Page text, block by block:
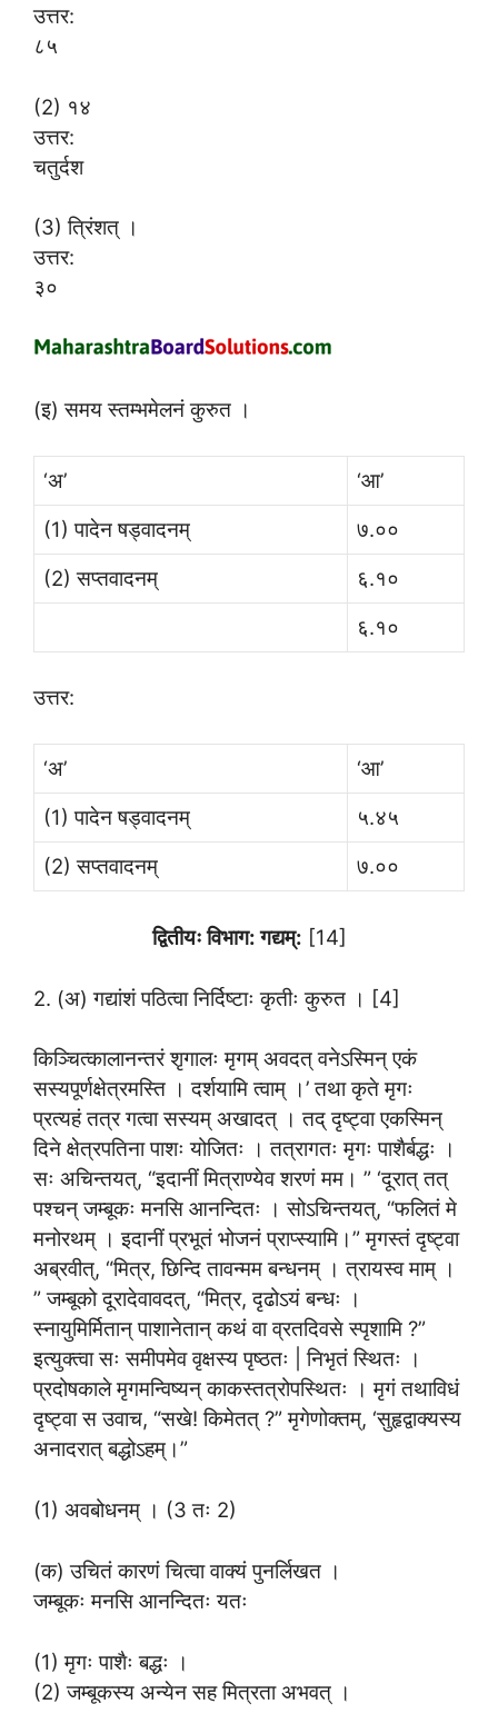
उत्तर:
८५
(2) १४
उत्तर:
चतुर्दश
(3) त्रिंशत् ।
उत्तर:
३०
(इ) समय स्तम्भमेलनं कुरुत ।
‘अ’
‘आ’
(1) पादेन षड्वादनम्
७.००
(2) सप्तवादनम्
६.१०
६.१०
उत्तर:
‘अ’
‘आ’
(1) पादेन षड्वादनम्
५.४५
(2) सप्तवादनम्
७.००
द्वितीयः विभाग: गद्यम्: [14]
2. (अ) गद्यांशं पठित्वा निर्दिष्टाः कृतीः कुरुत । [4]
किञ्चित्कालानन्तरं शृगालः मृगम् अवदत् वनेऽस्मिन् एकं
सस्यपूर्णक्षेत्रमस्ति । दर्शयामि त्वाम् ।’ तथा कृते मृगः
प्रत्यहं तत्र गत्वा सस्यम् अखादत् । तद् दृष्ट्वा एकस्मिन्
दिने क्षेत्रपतिना पाशः योजितः । तत्रागतः मृगः पाशैर्बद्धः ।
सः अचिन्तयत्, “इदानीं मित्राण्येव शरणं मम। ” ‘दूरात् तत्
पश्चन् जम्बूकः मनसि आनन्दितः । सोऽचिन्तयत्, “फलितं मे
मनोरथम् । इदानीं प्रभूतं भोजनं प्राप्स्यामि।” मृगस्तं दृष्ट्वा
अब्रवीत्, “मित्र, छिन्दि तावन्मम बन्धनम् । त्रायस्व माम् ।
” जम्बूको दूरादेवावदत्, “मित्र, दृढोऽयं बन्धः ।
स्नायुमिर्मितान् पाशानेतान् कथं वा व्रतदिवसे स्पृशामि ?”
इत्युक्त्वा सः समीपमेव वृक्षस्य पृष्ठतः | निभृतं स्थितः ।
प्रदोषकाले मृगमन्विष्यन् काकस्तत्रोपस्थितः । मृगं तथाविधं
दृष्ट्वा स उवाच, “सखे! किमेतत् ?” मृगेणोक्तम्, ‘सुहृद्वाक्यस्य
अनादरात् बद्धोऽहम्।”
(1) अवबोधनम् । (3 तः 2)
(क) उचितं कारणं चित्वा वाक्यं पुनर्लिखत ।
जम्बूकः मनसि आनन्दितः यतः
(1) मृगः पाशैः बद्धः ।
(2) जम्बूकस्य अन्येन सह मित्रता अभवत् ।